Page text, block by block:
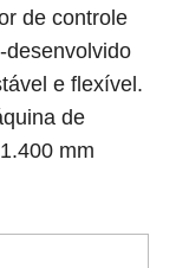
de controle
desenvolvido
e flexível.
de
mm